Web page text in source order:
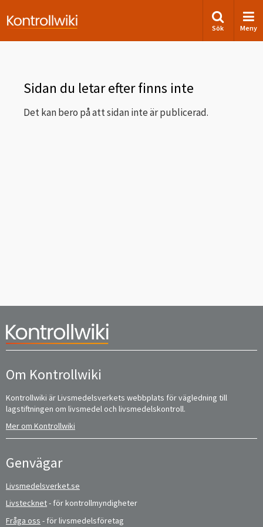
Sök Meny
Sidan du letar efter finns inte
Det kan bero på att sidan inte är publicerad.
Om Kontrollwiki
Kontrollwiki är Livsmedelsverkets webbplats för vägledning till
lagstiftningen om livsmedel och livsmedelskontroll.
Mer om Kontrollwiki
Genvägar
Livsmedelsverket.se
Livstecknet- för kontrollmyndigheter
Fråga oss - för livsmedelsföretag